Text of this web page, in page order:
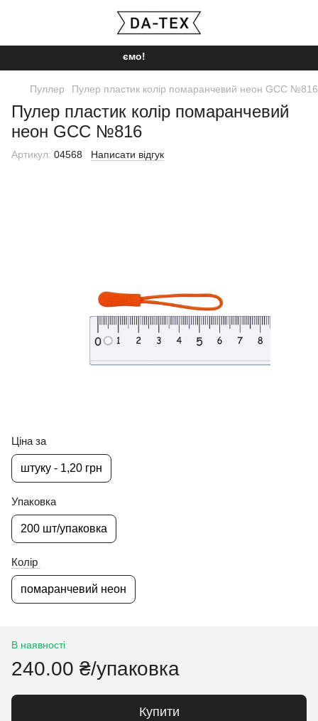
Ми працюємо!
Пуллер Пулер пластик колір помаранчевий неон GCC №816
Пулер пластик колір помаранчевий
неон GCC №816
Артикул: 04568 Написати відгук
Ціна за
штуку - 1,20 грн
Упаковка
200 шт/упаковка
Колір
помаранчевий неон
В наявності
240.00 ₴/упаковка
Купити